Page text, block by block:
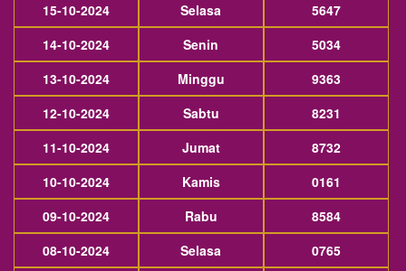
15-10-2024
Selasa
5647
14-10-2024
Senin
5034
13-10-2024
Minggu
9363
12-10-2024
Sabtu
8231
11-10-2024
Jumat
8732
10-10-2024
Kamis
0161
09-10-2024
Rabu
8584
08-10-2024
Selasa 0765